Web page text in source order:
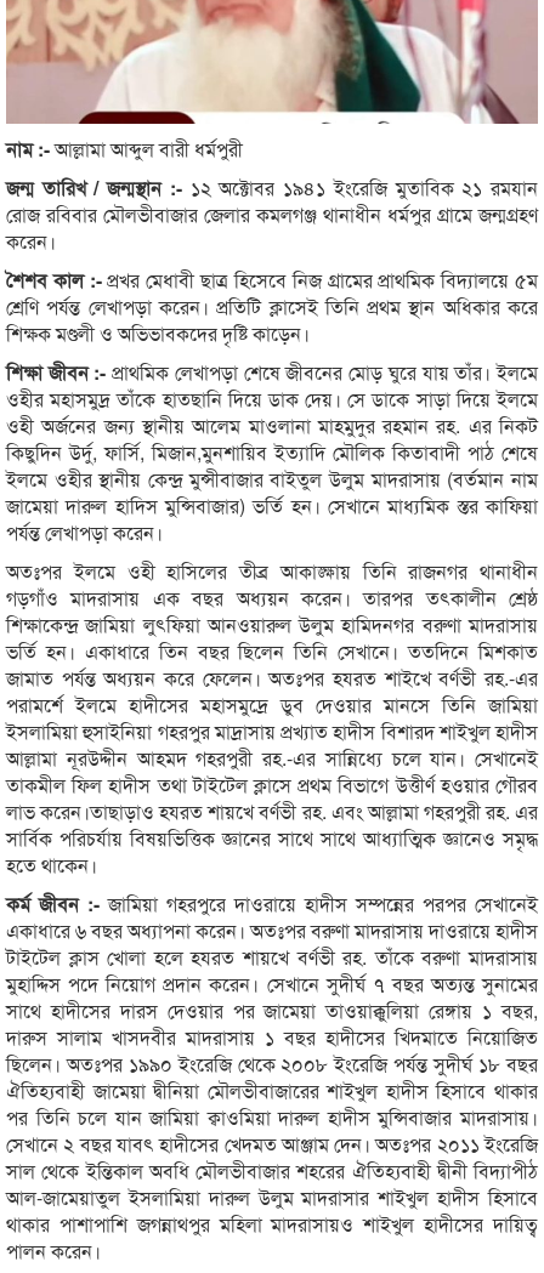
নাম :-আল্লামা আব্দুল বারী ধর্মপুরী
জন্ম তারিখ / জন্মস্থান :- ১২ অক্টোবর ১৯৪১ ইংরেজি মুতাবিক ২১ রমযান
রোজ রবিবার মৌলভীবাজার জেলার কমলগঞ্জ থানাধীন ধর্মপুর গ্রামে জন্মগ্রহণ
করেন।
শৈশব কাল :-প্রখর মেধাবী ছাত্র হিসেবে নিজ গ্রামের প্রাথমিক বিদ্যালয়ে ৫ম
শ্রেণি পর্যন্ত লেখাপড়া করেন। প্রতিটি ক্লাসেই তিনি প্রথম স্থান অধিকার করে
শিক্ষক মণ্ডলী ও অভিভাবকদের দৃষ্টি কাড়েন।
শিক্ষা জীবন :-প্রাথমিক লেখাপড়া শেষে জীবনের মোড় ঘুরে যায় তাঁর। ইলমে
ওহীর মহাসমুদ্র তাঁকে হাতছানি দিয়ে ডাক দেয়। সে ডাকে সাড়া দিয়ে ইলমে
ওহী অর্জনের জন্য স্থানীয় আলেম মাওলানা মাহমুদুর রহমান রহ. এর নিকট
কিছুদিন উর্দু, ফার্সি, মিজান,মুনশায়িব ইত্যাদি মৌলিক কিতাবাদী পাঠ শেষে
ইলমে ওহীর স্থানীয় কেন্দ্র মুন্সীবাজার বাইতুল উলুম মাদরাসায় (বর্তমান নাম
জামেয়া দারুল হাদিস মুন্সিবাজার) ভর্তি হন। সেখানে মাধ্যমিক স্তর কাফিয়া
পর্যন্ত লেখাপড়া করেন।
অতঃপর ইলমে ওহী হাসিলের তীব্র আকাঙ্ক্ষায় তিনি রাজনগর থানাধীন
গড়গাঁও মাদরাসায় এক বছর অধ্যয়ন করেন। তারপর তৎকালীন শ্রেষ্ঠ
শিক্ষাকেন্দ্র জামিয়া লুৎফিয়া আনওয়ারুল উলুম হামিদনগর বরুণা মাদরাসায়
ভর্তি হন। একাধারে তিন বছর ছিলেন তিনি সেখানে। ততদিনে মিশকাত
জামাত পর্যন্ত অধ্যয়ন করে ফেলেন। অতঃপর হযরত শাইখে বর্ণভী রহ.-এর
পরামর্শে ইলমে হাদীসের মহাসমুদ্রে ডুব দেওয়ার মানসে তিনি জামিয়া
ইসলামিয়া হুসাইনিয়া গহরপুর মাদ্রাসায় প্রখ্যাত হাদীস বিশারদ শাইখুল হাদীস
আল্লামা নূরউদ্দীন আহমদ গহরপুরী রহ.-এর সান্নিধ্যে চলে যান। সেখানেই
তাকমীল ফিল হাদীস তথা টাইটেল ক্লাসে প্রথম বিভাগে উত্তীর্ণ হওয়ার গৌরব
লাভ করেন।তাছাড়াও হযরত শায়খে বর্ণভী রহ. এবং আল্লামা গহরপুরী রহ. এর
সার্বিক পরিচর্যায় বিষয়ভিত্তিক জ্ঞানের সাথে সাথে আধ্যাত্মিক জ্ঞানেও সমৃদ্ধ
হতে থাকেন।
কর্ম জীবন :-জামিয়া গহরপুরে দাওরায়ে হাদীস সম্পন্নের পরপর সেখানেই
একাধারে ৬ বছর অধ্যাপনা করেন। অতঃপর বরুণা মাদরাসায় দাওরায়ে হাদীস
টাইটেল ক্লাস খোলা হলে হযরত শায়খে বর্ণভী রহ. তাঁকে বরুণা মাদরাসায়
মুহাদ্দিস পদে নিয়োগ প্রদান করেন। সেখানে সুদীর্ঘ ৭ বছর অত্যন্ত সুনামের
সাথে হাদীসের দারস দেওয়ার পর জামেয়া তাওয়াক্কুলিয়া রেঙ্গায় ১ বছর,
দারুস সালাম খাসদবীর মাদরাসায় ১ বছর হাদীসের খিদমাতে নিয়োজিত
ছিলেন। অতঃপর ১৯৯০ ইংরেজি থেকে ২০০৮ ইংরেজি পর্যন্ত সুদীর্ঘ ১৮ বছর
ঐতিহ্যবাহী জামেয়া দ্বীনিয়া মৌলভীবাজারের শাইখুল হাদীস হিসাবে থাকার
পর তিনি চলে যান জামিয়া ক্বাওমিয়া দারুল হাদীস মুন্সিবাজার মাদরাসায়।
সেখানে ২ বছর যাবৎ হাদীসের খেদমত আঞ্জাম দেন। অতঃপর ২০১১ ইংরেজি
সাল থেকে ইন্তিকাল অবধি মৌলভীবাজার শহরের ঐতিহ্যবাহী দ্বীনী বিদ্যাপীঠ
আল-জামেয়াতুল ইসলামিয়া দারুল উলুম মাদরাসার শাইখুল হাদীস হিসাবে
থাকার পাশাপাশি জগন্নাথপুর মহিলা মাদরাসায়ও শাইখুল হাদীসের দায়িত্ব
পালন করেন।